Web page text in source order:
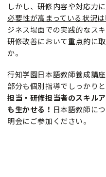
しかし、研修内容や対応力
必要性が高まっている状況
ジネス場面での実践的なス
研修改善において重点的に
か。
行知学園日本語教師養成講
部分も個別指導でしっかり
担当・研修担当者のスキル
も生かせる！ 日本語教師に
明会にご参加ください。